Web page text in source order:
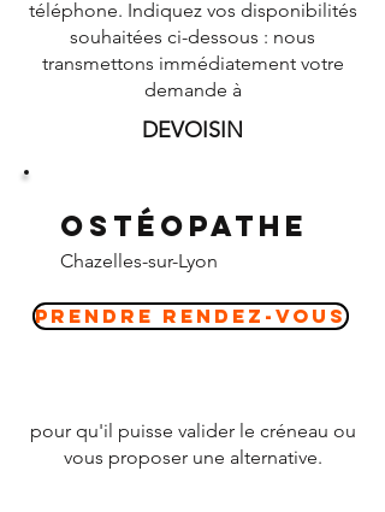
téléphone. Indiquez vos disponibilités
souhaitées ci-dessous : nous
transmettons immédiatement votre
demande à
DEVOISIN
Ostéopathe
Chazelles-sur-Lyon
Prendre Rendez-vous
pour qu'il puisse valider le créneau ou
vous proposer une alternative.